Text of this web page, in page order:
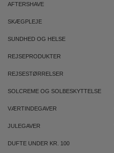
AFTERSHAVE
SKÆGPLEJE
SUNDHED OG HELSE
REJSEPRODUKTER
REJSESTØRRELSER
SOLCREME OG SOLBESKYTTELSE
VÆRTINDEGAVER
JULEGAVER
DUFTE UNDER KR. 100